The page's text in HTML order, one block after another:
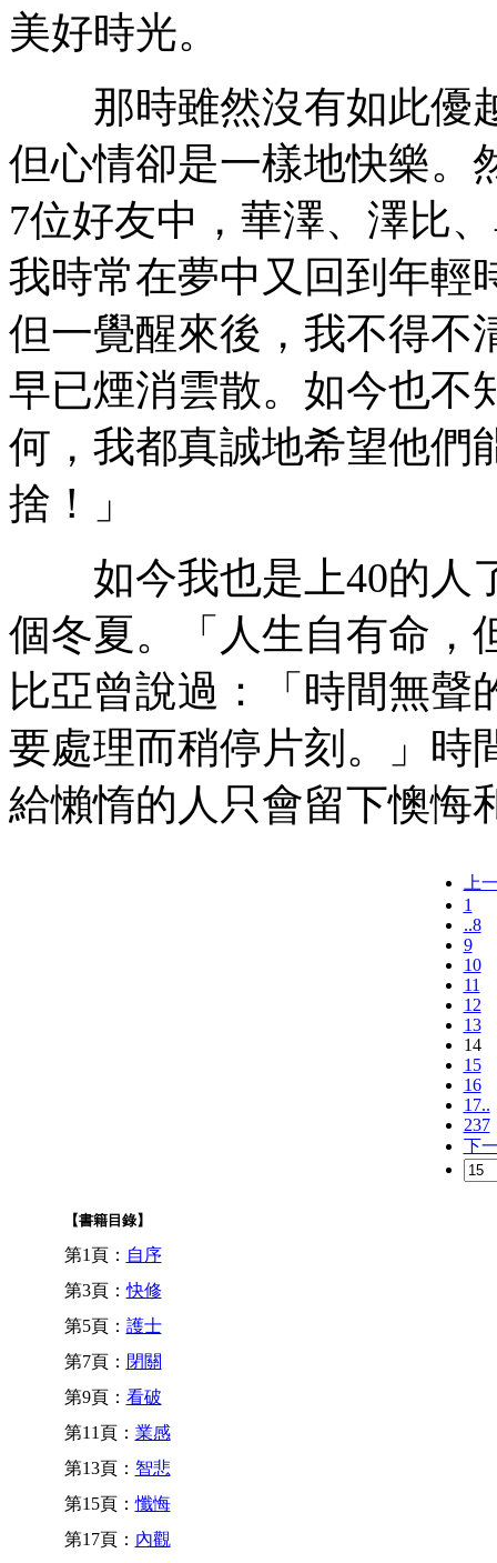
美好時光。
那時雖然沒有如此優
但心情卻是一樣地快樂。
7位好友中，華澤、澤比
我時常在夢中又回到年輕
但一覺醒來後，我不得不
早已煙消雲散。如今也不
何，我都真誠地希望他們
捨！」
如今我也是上40的人
個冬夏。「人生自有命，
比亞曾說過：「時間無聲
要處理而稍停片刻。」時
給懶惰的人只會留下懊悔
上
1
..8
9
10
11
12
13
14
15
16
17..
237
下
【書籍目錄】
第1頁： 自序
第3頁：快修
第5頁： 護士
第7頁： 閉關
第9頁： 看破
第11頁： 業感
第13頁： 智悲
第15頁：懺悔
第17頁： 內觀